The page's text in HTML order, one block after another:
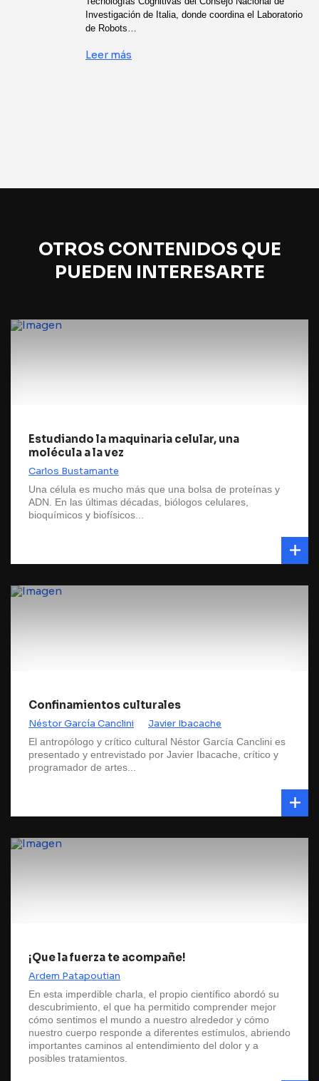
Investigación de Italia, donde coordina el Laboratorio
de Robots…
Leer más
OTROS CONTENIDOS QUE
PUEDEN INTERESARTE
Estudiando la maquinaria celular, una
molécula a la vez
Carlos Bustamante
Una célula es mucho más que una bolsa de proteínas y
ADN. En las últimas décadas, biólogos celulares,
bioquímicos y biofísicos...
Confinamientos culturales
Néstor García Canclini Javier Ibacache
El antropólogo y crítico cultural Néstor García Canclini es
presentado y entrevistado por Javier Ibacache, crítico y
programador de artes...
¡Que la fuerza te acompañe!
Ardem Patapoutian
En esta imperdible charla, el propio científico abordó su
descubrimiento, el que ha permitido comprender mejor
cómo sentimos el mundo a nuestro alrededor y cómo
nuestro cuerpo responde a diferentes estímulos, abriendo
importantes caminos al entendimiento del dolor y a
posibles tratamientos.